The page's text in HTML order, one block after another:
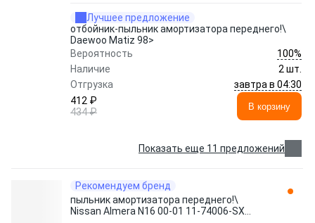
Лучшее предложение
отбойник-пыльник амортизатора переднего!\
Daewoo Matiz 98>
Вероятность
100%
Наличие
2 шт.
Отгрузка
завтра в 04:30
412 ₽
434 ₽
В корзину
Показать еще 11 предложений
Рекомендуем бренд
пыльник амортизатора переднего!\
Nissan Almera N16 00-01 11-74006-SX